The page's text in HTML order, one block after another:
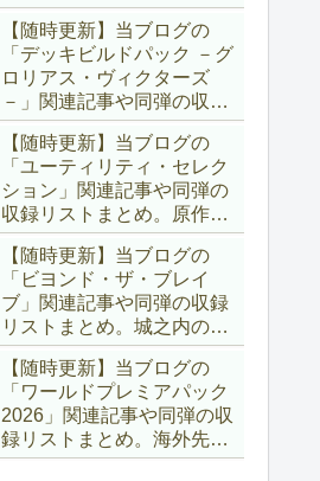
同弾の収録リストまとめ。
マンガスタイルとオーバー
フレームに焦点を当てた新
商品！！また、原作のモン
スターもリメイクされてい
ます！！【遊戯王OCG】
【随時更新】当ブログの
「デッキビルドパック －グ
ロリアス・ヴィクターズ
－」関連記事や同弾の収録
リストまとめ。効果を持た
ない古のモンスターを使役
する儀式テーマ「セネト」
に加え、「レイズ・ムー
ン」や「異解△」も登
場！！【遊戯王OCG】
【随時更新】当ブログの
「ユーティリティ・セレク
ション」関連記事や同弾の
収録リストまとめ。原作の
名シーンや懐かしの人気モ
ンスターをイメージした新
規カードが多数登場！！ま
た、「ドミナス」などの豪
華再録にも注目ですね～。
【遊戯王OCG】
【随時更新】当ブログの
「ビヨンド・ザ・ブレイ
ブ」関連記事や同弾の収録
リストまとめ。城之内のカ
ードたちが『時の黒魔術
師』関連となってリメイ
ク！！さらに、「Ｄ－ＨＥ
ＲＯ」の『幽獄の時計塔』
も待望のリメイクです！！
【随時更新】当ブログの
「ワールドプレミアパック
2026」関連記事や同弾の収
録リストまとめ。海外先行
カードが例年より早く来